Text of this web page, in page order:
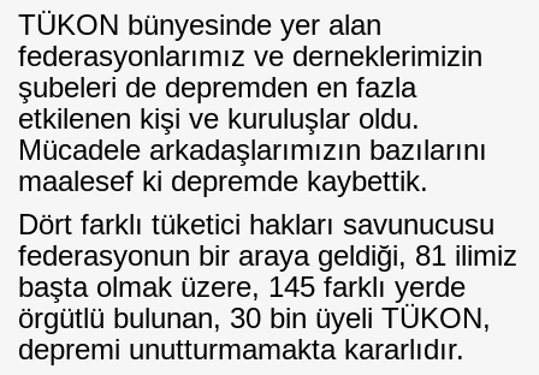
TÜKON bünyesinde yer alan
federasyonlarımız ve derneklerimizin
şubeleri de depremden en fazla
etkilenen kişi ve kuruluşlar oldu.
Mücadele arkadaşlarımızın bazılarını
maalesef ki depremde kaybettik.
Dört farklı tüketici hakları savunucusu
federasyonun bir araya geldiği, 81 ilimiz
başta olmak üzere, 145 farklı yerde
örgütlü bulunan, 30 bin üyeli TÜKON,
depremi unutturmamakta kararlıdır.